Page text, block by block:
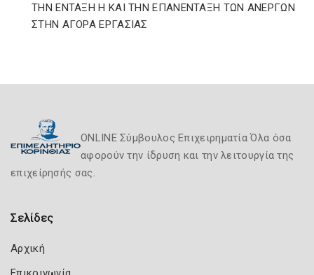
ΤΗΝ ΕΝΤΑΞΗ Η ΚΑΙ ΤΗΝ ΕΠΑΝΕΝΤΑΞΗ ΤΩΝ ΑΝΕΡΓΩΝ
ΣΤΗΝ ΑΓΟΡΑ ΕΡΓΑΣΙΑΣ
ONLINE Σύμβουλος Επιχειρηματία Όλα όσα
αφορούν την ίδρυση και την λειτουργία της
επιχείρησής σας.
Σελίδες
Αρχική